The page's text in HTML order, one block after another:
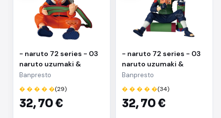
- naruto 72 series - 03
naruto uzumaki &
kakashi hatake(a:naruto
uzumaki)
Banpresto
� � � � �(29)
32,70 €
- naruto 72 series - 03
naruto uzumaki &
kakashi
hatake(b:kakashi
hatake)
Banpresto
� � � � �(34)
32,70 €